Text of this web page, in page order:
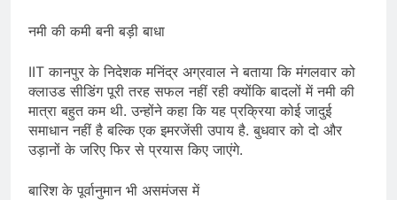
नमी की कमी बनी बड़ी बाधा
IIT कानपुर के निदेशक मनिंद्र अग्रवाल ने बताया कि मंगलवार को
क्लाउड सीडिंग पूरी तरह सफल नहीं रही क्योंकि बादलों में नमी की
मात्रा बहुत कम थी. उन्होंने कहा कि यह प्रक्रिया कोई जादुई
समाधान नहीं है बल्कि एक इमरजेंसी उपाय है. बुधवार को दो और
उड़ानों के जरिए फिर से प्रयास किए जाएंगे.
बारिश के पूर्वानुमान भी असमंजस में